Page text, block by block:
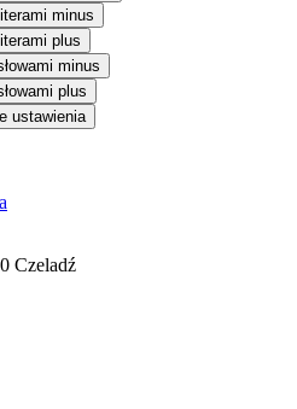
minus
plus
minus
plus
ustawienia
Czeladź